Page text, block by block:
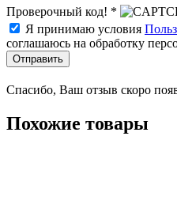
Проверочный код! *
Я принимаю условия
соглашаюсь на обработку
Отправить
Спасибо, Ваш отзыв скоро
Похожие товары